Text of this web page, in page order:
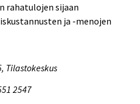
rahatulojen sijaan
ja -menojen
Tilastokeskus
2547